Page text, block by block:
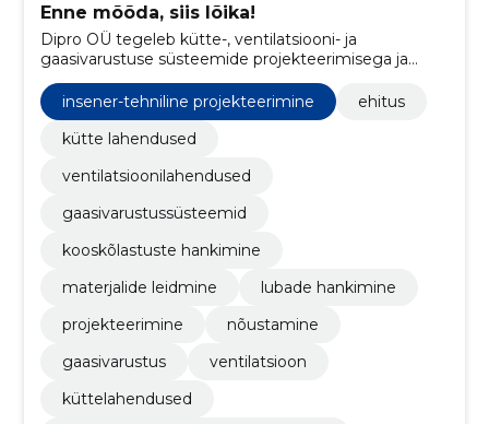
Enne mõõda, siis lõika!
Dipro OÜ tegeleb kütte-, ventilatsiooni- ja
gaasivarustuse süsteemide projekteerimisega ja
säästlikke ja mugavaid lahendusi.
insener-tehniline projekteerimine
ehitus
kütte lahendused
ventilatsioonilahendused
gaasivarustussüsteemid
kooskõlastuste hankimine
materjalide leidmine
lubade hankimine
projekteerimine
nõustamine
gaasivarustus
ventilatsioon
küttelahendused